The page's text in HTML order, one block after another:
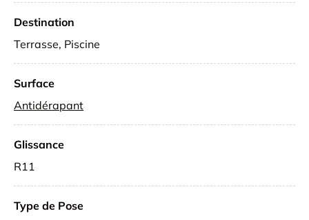
Destination
Terrasse, Piscine
Surface
Antidérapant
Glissance
R11
Type de Pose